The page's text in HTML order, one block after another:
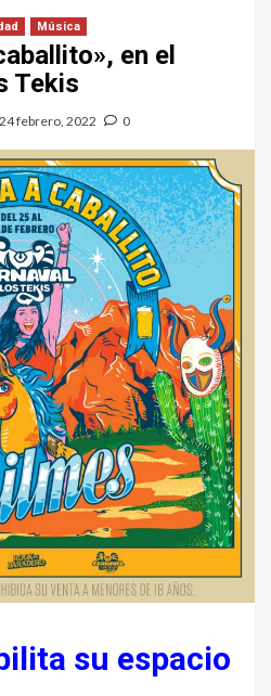
Música
en el
Tekis
24 febrero, 2022 0
su espacio